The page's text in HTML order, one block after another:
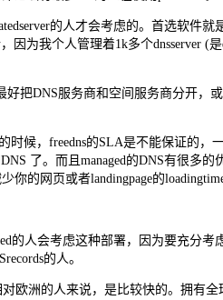
的人才会考虑的。首选软件
为我个人管理着1k多个dnsserver (
把DNS服务商和空间服务商分开
时候，freedns的SLA是不能保证的
了。而且managed的DNS有很多
你的网页或者landingpage的
的人会考虑这种部署，因为要充分
的人。
欧洲的人来说，是比较快的。拥有